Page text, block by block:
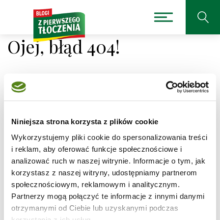
Niniejsza strona korzysta z plików cookie
Wykorzystujemy pliki cookie do spersonalizowania treści
i reklam, aby oferować funkcje społecznościowe i
analizować ruch w naszej witrynie. Informacje o tym, jak
korzystasz z naszej witryny, udostępniamy partnerom
społecznościowym, reklamowym i analitycznym.
Partnerzy mogą połączyć te informacje z innymi danymi
otrzymanymi od Ciebie lub uzyskanymi podczas
Ojej, błąd 404!
odnaleźć strony, której
szukasz.
Adres, który próbujesz odwiedzić
/przepisy/cynamonki/1jest obecnie niedostępny.
Sprawdź pisownię adresu lub skorzystaj z wyszukiwarki